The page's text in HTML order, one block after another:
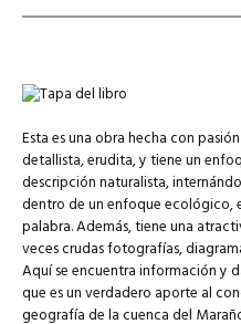
Esta es una obra hecha con
detallista, erudita, y tiene un
descripción naturalista,
dentro de un enfoque ecológico,
palabra. Además, tiene una
veces crudas fotografías,
Aquí se encuentra información y
que es un verdadero aporte al
geografía de la cuenca del